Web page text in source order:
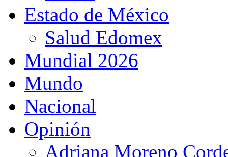
Estado de México
Salud Edomex
Mundial 2026
Mundo
Nacional
Opinión
Adriana Moreno